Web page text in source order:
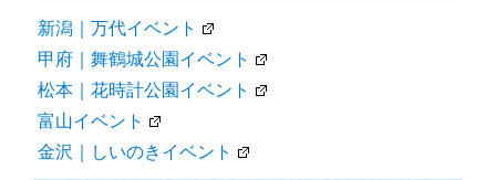
新潟｜万代イベント
甲府｜舞鶴城公園イベント
松本｜花時計公園イベント
富山イベント
金沢｜しいのきイベント